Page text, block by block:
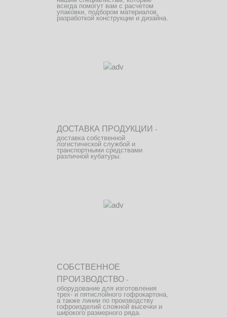
всегда помогут вам с расчетом
упаковки, подбором материалов,
разработкой конструкции и дизайна.
ДОСТАВКА ПРОДУКЦИИ -
доставка собственной
логистической службой и
транспортными средствами
различной кубатуры.
СОБСТВЕННОЕ
ПРОИЗВОДСТВО -
оборудование для изготовления
трех- и пятислойного гофрокартона,
а также линии по производству
гофроизделий сложной высечки и
широкого размерного ряда.